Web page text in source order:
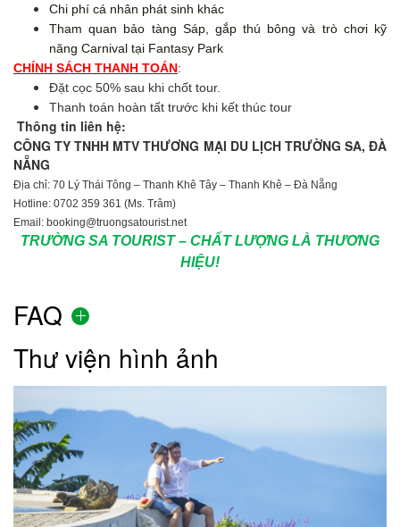
Chi phí cá nhân phát sinh khác
Tham quan bảo tàng Sáp, gắp thú bông và trò chơi kỹ
năng Carnival tại Fantasy Park
CHÍNH SÁCH THANH TOÁN:
Đặt cọc 50% sau khi chốt tour.
Thanh toán hoàn tất trước khi kết thúc tour
Thông tin liên hệ:
CÔNG TY TNHH MTV THƯƠNG MẠI DU LỊCH TRƯỜNG SA, ĐÀ
NẴNG
Địa chỉ: 70 Lý Thái Tông – Thanh Khê Tây – Thanh Khê – Đà Nẵng
Hotline: 0702 359 361 (Ms. Trâm)
Email: booking@truongsatourist.net
TRƯỜNG SA TOURIST – CHẤT LƯỢNG LÀ THƯƠNG
HIỆU!
FAQ
Thư viện hình ảnh